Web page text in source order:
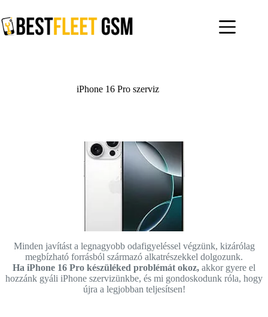
to
content
iPhone 16 Pro szerviz
Minden javítást a legnagyobb odafigyeléssel végzünk, kizárólag
megbízható forrásból származó alkatrészekkel dolgozunk.
Ha iPhone 16 Pro készüléked problémát okoz, akkor gyere el
hozzánk gyáli iPhone szervizünkbe, és mi gondoskodunk róla, hogy
újra a legjobban teljesítsen!